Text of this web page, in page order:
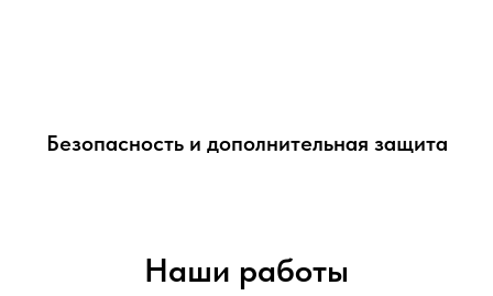
Безопасность и дополнительная защита
Наши работы